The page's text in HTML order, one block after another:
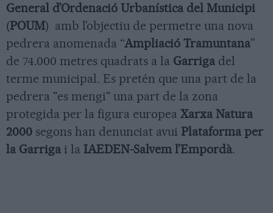
General d’Ordenació Urbanística del Municipi
(POUM) amb l’objectiu de permetre una nova
pedrera anomenada “Ampliació Tramuntana”
de 74.000 metres quadrats a la Garriga del
terme municipal. Es pretén que una part de la
pedrera "es mengi" una part de la zona
protegida per la figura europea Xarxa Natura
2000 segons han denunciat avui Plataforma per
la Garriga i la IAEDEN-Salvem l’Empordà.